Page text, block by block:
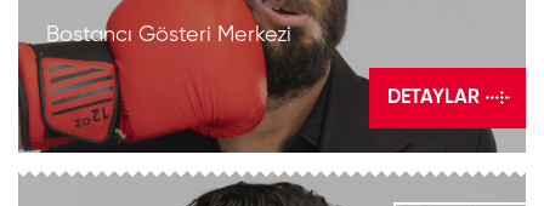
Bostancı Gösteri Merkezi
DETAYLAR